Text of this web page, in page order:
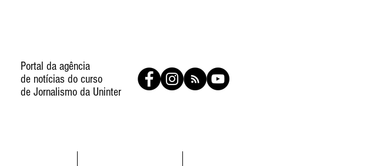
Portal da agência
de notícias do curso
de Jornalismo da Uninter